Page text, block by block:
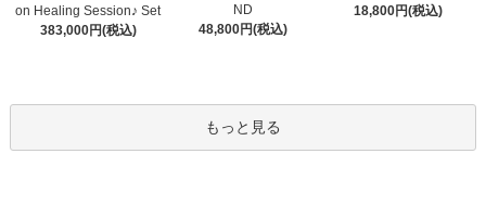
on Healing Session♪ Set
383,000円(税込)
ND
48,800円(税込)
18,800円(税込)
もっと見る